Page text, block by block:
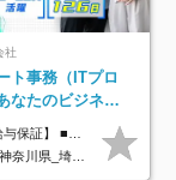
社
ト事務（ITプロ
なたのビジネス
界で活かす◆IT
目指せるコンサ
額支給します。 ※経験・能力・前職給与などを総合的に評価したうえでご納得いただけるよう個別決定。 未経験者の場合、前職給与とポテンシャルを査定のうえ決定いたします。 ※日本国内でのIT業界経験、または同等の実務経験と能力に応じて決定します。 ※前職給与は日本円かつ、日本国内での実績に基づき評価します。 【納得の評価システム】 ★クォーター毎に査定する評価制度導入！ 明確な評価基準で翌年度年収を上げましょう！ ★評価対象期間に在籍中のほとんどの社員が昇給し 年収アップを実現しています！ ★様々なインセンティブ制度を用意し多角的に正当評価しています！ ※試用期間6カ月（期間中の待遇等に差異なし）
県_埼玉県_千葉県